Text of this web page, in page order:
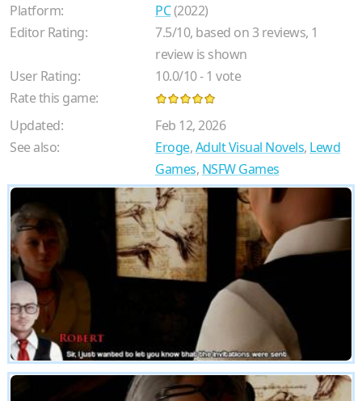
Platform:
PC(2022)
Editor Rating:
7.5/10, based on3 reviews, 1
review is shown
User Rating:
10.0/10-1 vote
Rate this game:
Updated:
Feb 12, 2026
See also:
Eroge,Adult Visual Novels, Lewd
Games, NSFW Games